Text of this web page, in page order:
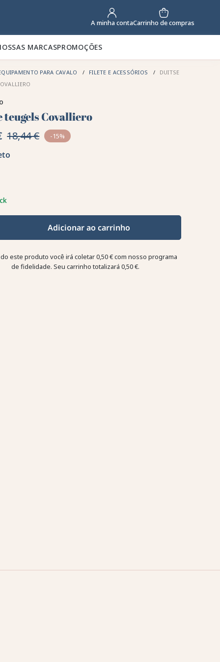
A minha contaCarrinho de compras
MARCASPROMOÇÕES
PARA CAVALO FILETE E ACESSÓRIOS
DUITSE
teugels Covalliero
18,44 € -15%
Adicionar ao carrinho
este produto você irá coletar0,50 €com nosso programa
de fidelidade. Seu carrinho totalizará0,50 €.